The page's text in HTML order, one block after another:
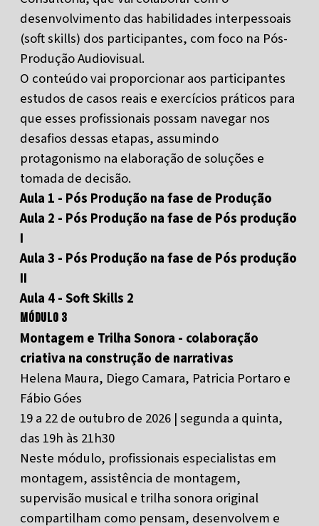
desenvolvimento das habilidades interpessoais
(soft skills) dos participantes, com foco na Pós-
Produção Audiovisual.
O conteúdo vai proporcionar aos participantes
estudos de casos reais e exercícios práticos para
que esses profissionais possam navegar nos
desafios dessas etapas, assumindo
protagonismo na elaboração de soluções e
tomada de decisão.
Aula 1 - Pós Produção na fase de Produção
Aula 2 - Pós Produção na fase de Pós produção
I
Aula 3 - Pós Produção na fase de Pós produção
II
Aula 4 - Soft Skills 2
Módulo 3
Montagem e Trilha Sonora - colaboração
criativa na construção de narrativas
Helena Maura, Diego Camara, Patricia Portaro e
Fábio Góes
19 a 22 de outubro de 2026 | segunda a quinta,
das 19h às 21h30
Neste módulo, profissionais especialistas em
montagem, assistência de montagem,
supervisão musical e trilha sonora original
compartilham como pensam, desenvolvem e